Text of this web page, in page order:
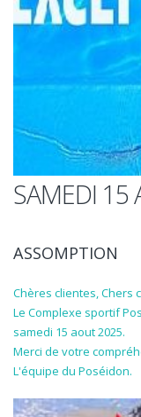
SAMEDI 15
ASSOMPTION
Chères clientes, Chers
Le Complexe sportif
samedi 15 aout 2025.
Merci de votre
L'équipe du Poséidon.